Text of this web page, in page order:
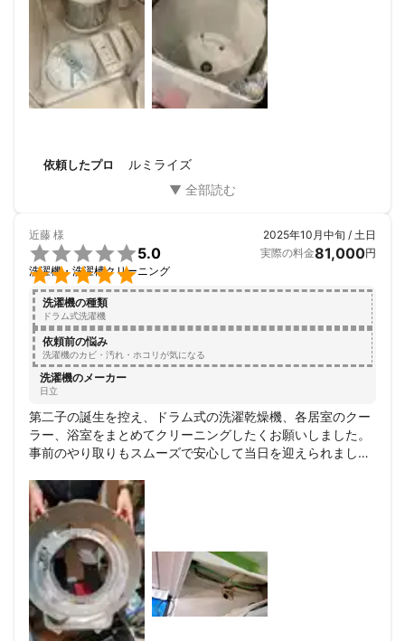
依頼したプロ ルミライズ
近藤 様


5.0
洗濯機・洗濯槽クリーニング
2025年10月中旬 / 土日
実際の料金81,000円
洗濯機の種類
ドラム式洗濯機
依頼前の悩み
洗濯機のカビ・汚れ・ホコリが気になる
洗濯機のメーカー
日立
第二子の誕生を控え、ドラム式の洗濯乾燥機、各居室のクー
ラー、浴室をまとめてクリーニングしたくお願いしました。
事前のやり取りもスムーズで安心して当日を迎えられまし
当日も、各清掃の開始時に汚れをしっかりと見せて下さり、
その上で清掃完了時にもどこをどのようにクリーニングした
かをご説明いただきました。
丁寧で安心してお任せできました。
ありがとうございました！